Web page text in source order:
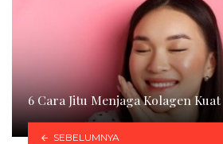
6 Cara Jitu Menjaga Kolagen
SEBELUMNYA